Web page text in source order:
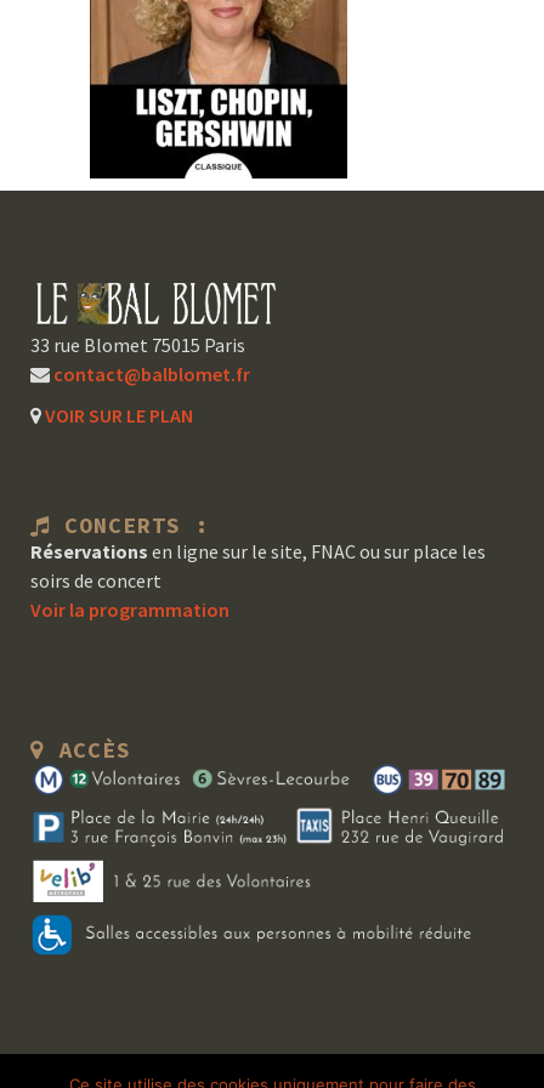
33 rue Blomet 75015 Paris
contact@balblomet.fr
VOIR SUR LE PLAN
CONCERTS :
Réservations en ligne sur le site, FNAC ou sur place les
soirs de concert
Voir la programmation
ACCÈS
Copyright 2026 Le Bal Blomet | Tous droits réservés | Mentions légales